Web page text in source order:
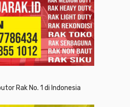
Rak No. 1 di Indonesia